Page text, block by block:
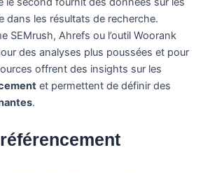
dans les résultats de recherche.
SEMrush, Ahrefs ou l’outil Woorank
des analyses plus poussées et pour
offrent des insights sur les
et permettent de définir des
.